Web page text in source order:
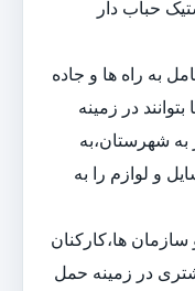
حباب دار
به راه ها و جاده
در زمینه
به شهرستان،به
و لوازم را به
ها،کارکنان
در زمینه حمل